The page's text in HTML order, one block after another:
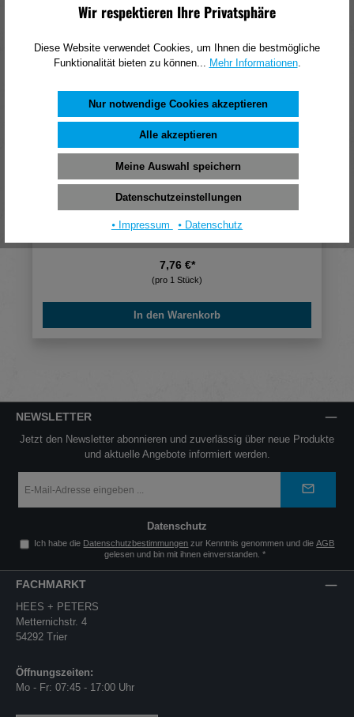
Fein Rillenkugellager 41701218046
7,76 €*
(pro 1 Stück)
In den Warenkorb
NEWSLETTER
Jetzt den Newsletter abonnieren und zuverlässig über neue Produkte
und aktuelle Angebote informiert werden.
Mail-
*
Datenschutz
Ich habe die Datenschutzbestimmungen zur Kenntnis genommen und dieAGB
gelesen und bin mit ihnen einverstanden. *
FACHMARKT
HEES + PETERS
Metternichstr. 4
54292 Trier
Öffnungszeiten:
Mo - Fr: 07:45 - 17:00 Uhr
Wir respektieren Ihre Privatsphäre
Diese Website verwendet Cookies, um Ihnen die bestmögliche
Funktionalität bieten zu können... Mehr Informationen.
Nur notwendige Cookies akzeptieren
Alle akzeptieren
Meine Auswahl speichern
Datenschutzeinstellungen
⦁ Impressum ⦁ Datenschutz